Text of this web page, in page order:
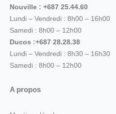
Nouville : +687 25.44.60
Lundi – Vendredi : 8h00 – 16h00
Samedi : 8h00 – 12h00
Ducos :+687 28.28.38
Lundi – Vendredi : 8h30 – 16h30
Samedi : 8h00 – 12h00
A propos